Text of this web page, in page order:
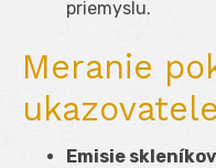
priemyslu.
Meranie
ukazovatele
Emisie